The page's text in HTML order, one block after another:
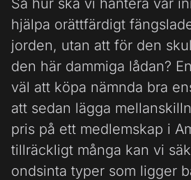
Så hur ska vi hantera vår
hjälpa orättfärdigt
jorden, utan att för den
den här dammiga lådan?
väl att köpa nämnda bra
att sedan lägga
pris på ett medlemskap i
tillräckligt många kan vi
ondsinta typer som ligger